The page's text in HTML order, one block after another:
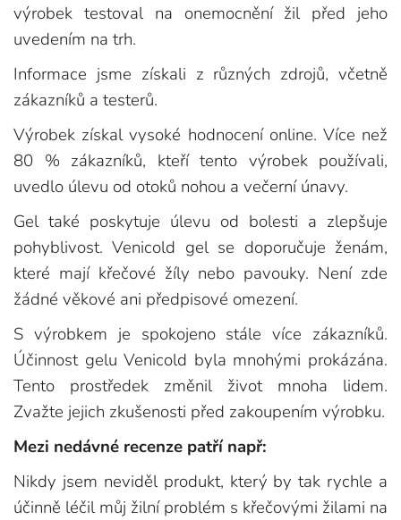
výrobek testoval na onemocnění žil před jeho
uvedením na trh.
Informace jsme získali z různých zdrojů, včetně
zákazníků a testerů.
Výrobek získal vysoké hodnocení online. Více než
80 % zákazníků, kteří tento výrobek používali,
uvedlo úlevu od otoků nohou a večerní únavy.
Gel také poskytuje úlevu od bolesti a zlepšuje
pohyblivost. Venicold gel se doporučuje ženám,
které mají křečové žíly nebo pavouky. Není zde
žádné věkové ani předpisové omezení.
S výrobkem je spokojeno stále více zákazníků.
Účinnost gelu Venicold byla mnohými prokázána.
Tento prostředek změnil život mnoha lidem.
Zvažte jejich zkušenosti před zakoupením výrobku.
Mezi nedávné recenze patří např:
Nikdy jsem neviděl produkt, který by tak rychle a
účinně léčil můj žilní problém s křečovými žilami na